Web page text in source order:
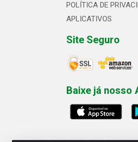
POLÍTICA DE
APLICATIVOS
Site Seguro
Baixe já nosso